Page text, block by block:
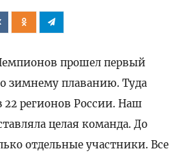
прошел первый
зимнему плаванию. Туда
регионов России. Наш
целая команда. До
отдельные участники. Все